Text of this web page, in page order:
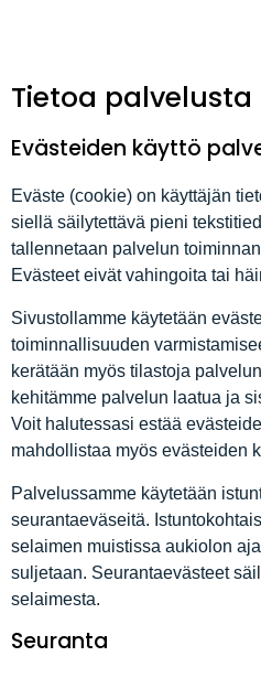
Tietoa palvelusta
Evästeiden käyttö
Eväste (cookie) on käyttäjän
siellä säilytettävä pieni
tallennetaan palvelun
Evästeet eivät vahingoita tai
Sivustollamme käytetään
toiminnallisuuden
kerätään myös tilastoja
kehitämme palvelun laatua ja
Voit halutessasi estää
mahdollistaa myös evästeiden
Palvelussamme käytetään
seurantaeväseitä.
selaimen muistissa aukiolon
suljetaan. Seurantaevästeet
selaimesta.
Seuranta